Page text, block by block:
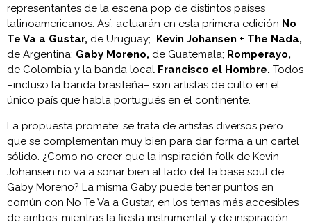
representantes de la escena pop de distintos países
latinoamericanos. Así, actuarán en esta primera edición No
Te Va a Gustar, de Uruguay; Kevin Johansen + The Nada,
de Argentina; Gaby Moreno, de Guatemala; Romperayo,
de Colombia y la banda local Francisco el Hombre. Todos
–incluso la banda brasileña– son artistas de culto en el
único país que habla portugués en el continente.
La propuesta promete: se trata de artistas diversos pero
que se complementan muy bien para dar forma a un cartel
sólido. ¿Como no creer que la inspiración folk de Kevin
Johansen no va a sonar bien al lado del la base soul de
Gaby Moreno? La misma Gaby puede tener puntos en
común con No Te Va a Gustar, en los temas más accesibles
de ambos; mientras la fiesta instrumental y de inspiración